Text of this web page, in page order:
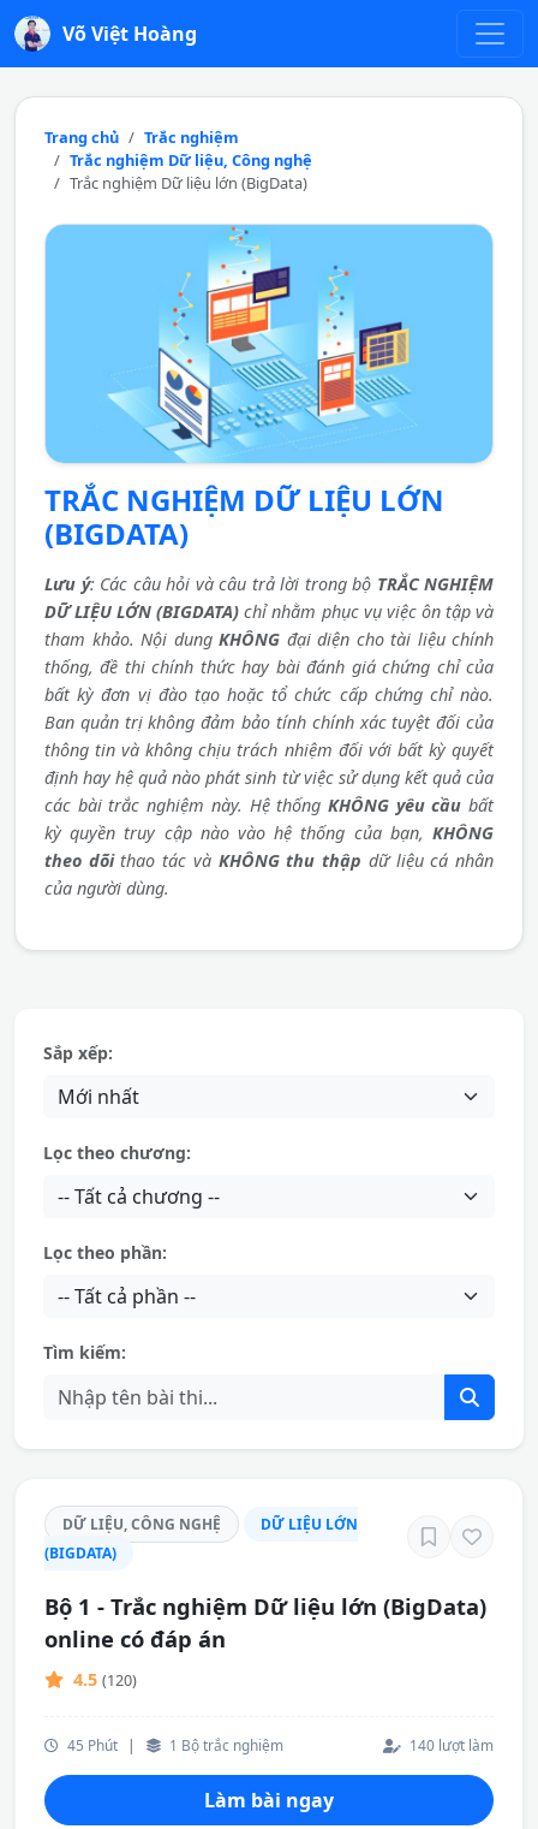
Võ Việt Hoàng
Trang chủ
Trắc nghiệm
Trắc nghiệm Dữ liệu, Công nghệ
Trắc nghiệm Dữ liệu lớn (BigData)
TRẮC NGHIỆM DỮ LIỆU LỚN
(BIGDATA)
Lưu ý: Các câu hỏi và câu trả lời trong bộ TRẮC NGHIỆM
DỮ LIỆU LỚN (BIGDATA) chỉ nhằm phục vụ việc ôn tập và
tham khảo. Nội dung KHÔNG đại diện cho tài liệu chính
thống, đề thi chính thức hay bài đánh giá chứng chỉ của
bất kỳ đơn vị đào tạo hoặc tổ chức cấp chứng chỉ nào.
Ban quản trị không đảm bảo tính chính xác tuyệt đối của
thông tin và không chịu trách nhiệm đối với bất kỳ quyết
định hay hệ quả nào phát sinh từ việc sử dụng kết quả của
các bài trắc nghiệm này. Hệ thống KHÔNG yêu cầu bất
kỳ quyền truy cập nào vào hệ thống của bạn, KHÔNG
theo dõithao tác và KHÔNG thu thập dữ liệu cá nhân
của người dùng.
Sắp xếp:
Lọc theo chương:
Lọc theo phần:
Tìm kiếm:
DỮ LIỆU, CÔNG NGHỆ
DỮ LIỆU LỚN
(BIGDATA)
Bộ 1 - Trắc nghiệm Dữ liệu lớn (BigData)
online có đáp án
4.5 (120)
45 Phút | 1 Bộ trắc nghiệm 140 lượt làm
Làm bài ngay